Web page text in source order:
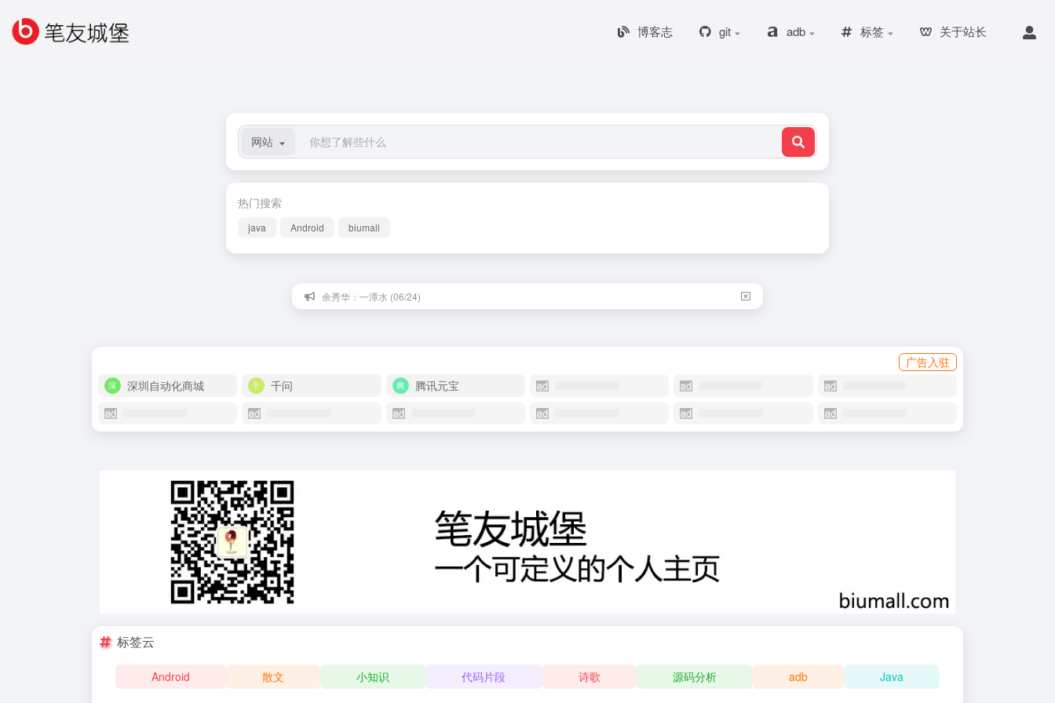
博客志 git adb 标签 关于站长
网站
热门搜索
java Android biumall
余秀华：一潭水 (06/24)
广告入驻
深圳自动化商城
千问 腾讯元宝
标签云
Android 散文 小知识 代码片段 诗歌 源码分析 adb Java